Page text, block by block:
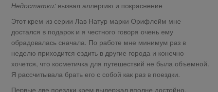
Недостатки: вызвал аллергию и покраснение
Этот крем из серии Лав Натур марки Орифлейм мне
достался в подарок и я честного говоря очень ему
обрадовалась сначала. По работе мне минимум раз в
неделю приходится ездить в другие города и конечно
хочется, что косметичка для путешествий не была объемной.
Я рассчитывала брать его с собой как раз в поездки.
Первые две поездки крем выдержал вполне достойно.